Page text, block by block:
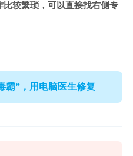
较繁琐，可以直接找右侧专
霸”，用电脑医生修复